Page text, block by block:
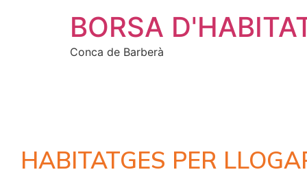
BORSA
Conca de Barberà
HABITATGES PER